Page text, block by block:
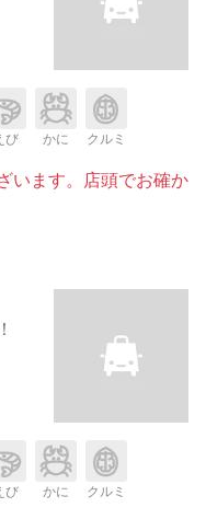
び かに クルミ
います。店頭でお確か
び かに クルミ